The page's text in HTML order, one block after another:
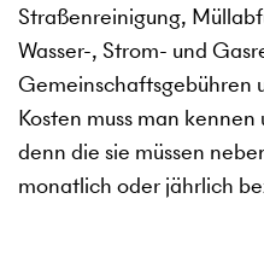
Straßenreinigung,
Wasser-, Strom- und
Gemeinschaftsgebühren
Kosten muss man
denn die sie müssen
monatlich oder jährlich